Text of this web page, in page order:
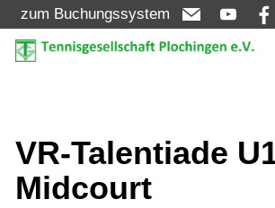
zum Buchungssystem
Turniere
VR-Talentiade
Midcourt